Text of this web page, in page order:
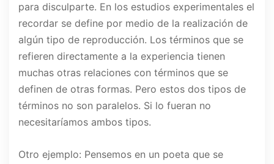
para disculparte. En los estudios experimentales el
recordar se define por medio de la realización de
algún tipo de reproducción. Los términos que se
refieren directamente a la experiencia tienen
muchas otras relaciones con términos que se
definen de otras formas. Pero estos dos tipos de
términos no son paralelos. Si lo fueran no
necesitaríamos ambos tipos.
Otro ejemplo: Pensemos en un poeta que se